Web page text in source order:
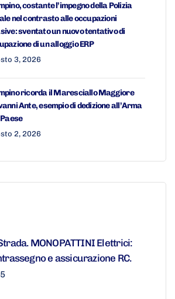
costante l’impegno della Polizia
nel contrasto alle occupazioni
sventato un nuovo tentativo di
di un alloggio ERP
3, 2026
ricorda il Maresciallo Maggiore
Ante, esempio di dedizione all’Arma
2, 2026
MONOPATTINI Elettrici:
e assicurazione RC.